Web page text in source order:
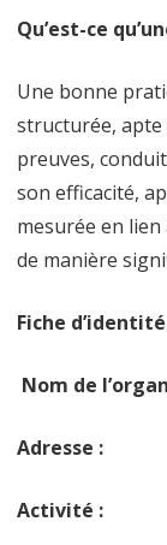
Qu’est-ce
Une bonne
structurée,
preuves,
son efficacité,
mesurée en
de manière
Fiche
Nom de
Adresse :
Activité :